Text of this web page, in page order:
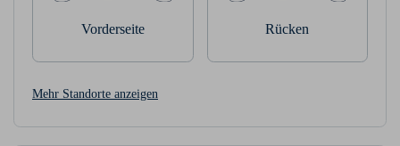
Vorderseite Rücken
Mehr Standorte anzeigen